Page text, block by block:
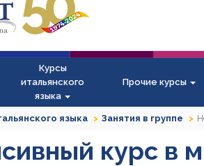
Курсы
итальянского
языка
Прочие курсы
языка Занятия в группе
курс в